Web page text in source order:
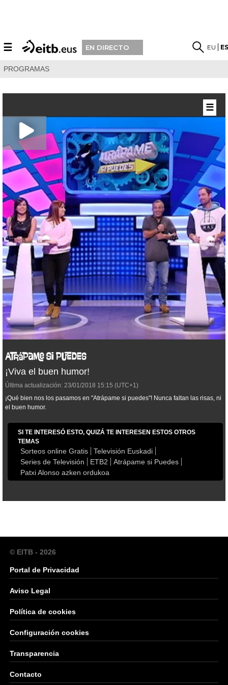
☰ EN DIRECTO EU
PROGRAMAS
¡Viva el buen humor!
Última actualización: 23/01/2018 15:15 (UTC+1)
¡Qué bien nos los pasamos en "Atrápame si puedes"! Nunca faltan las risas, ni
el buen humor.
SI TE INTERESÓ ESTO, QUIZÁ TE INTERESEN ESTOS OTROS
TEMAS
Sorteos online Gratis
Televisión Euskadi
Series de Televisión
ETB2
Atrápame si Puedes
Patxi Alonso azken ordukoa
☰
© EITB - 2026
Portal de Privacidad
Aviso Legal
Política de cookies
Configuración cookies
Transparencia
Contacto